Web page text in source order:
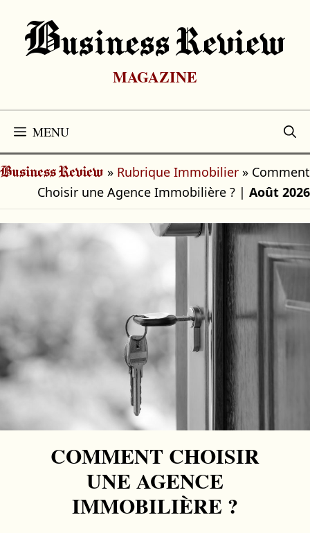
contenu
BUsiness Review
MAGAZINE
MENU
Business Review » Rubrique Immobilier » Comment
Choisir une Agence Immobilière ? | Août 2026
COMMENT CHOISIR
UNE AGENCE
IMMOBILIÈRE ?